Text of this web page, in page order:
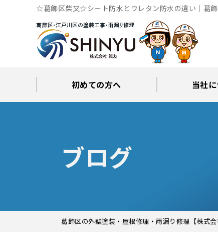
☆葛飾区柴又☆シート防水とウレタン防水の違い｜葛
初めての方へ 当社
ブログ
葛飾区の外壁塗装・屋根修理・雨漏り修理【株式会